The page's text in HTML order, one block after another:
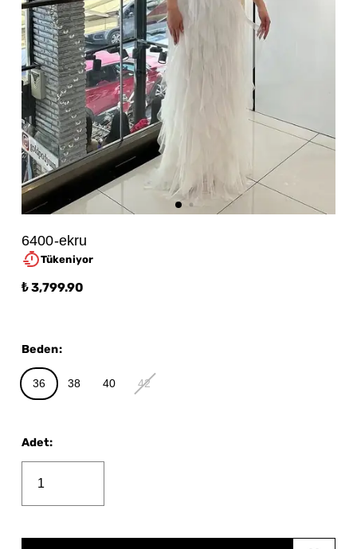
6400-ekru
Tükeniyor
₺ 3,799.90
Beden:
36 38 40 42
Adet: